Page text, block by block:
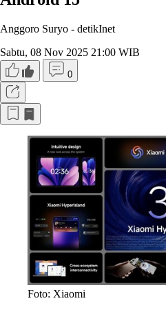
Anggoro Suryo - detikInet
Sabtu, 08 Nov 2025 21:00 WIB
0
Foto: Xiaomi